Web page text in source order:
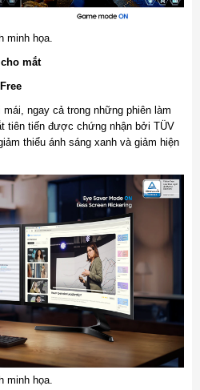
minh họa.
mắt
ngay cả trong những phiên làm
tiên tiến được chứng nhận bởi TÜV
thiểu ánh sáng xanh và giảm hiện
minh họa.